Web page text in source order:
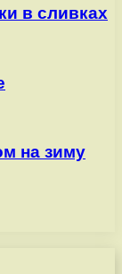
в сливках
на зиму